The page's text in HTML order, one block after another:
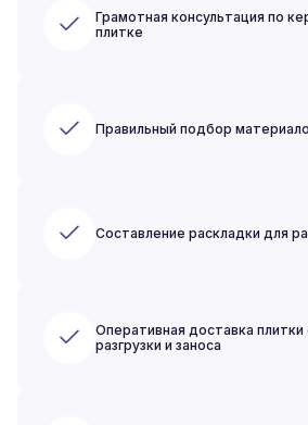
Грамотная консультация по
плитке
Правильный подбор
Составление раскладки для
Оперативная доставка плитки
разгрузки и заноса